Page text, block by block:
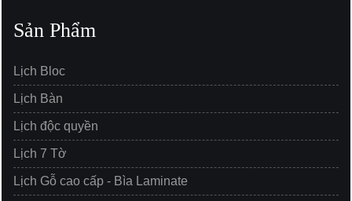
Sản Phẩm
Lịch Bloc
Lịch Bàn
Lịch độc quyền
Lịch 7 Tờ
Lịch Gỗ cao cấp - Bìa Laminate